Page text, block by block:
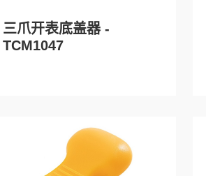
三爪开表底盖器 -
TCM1047